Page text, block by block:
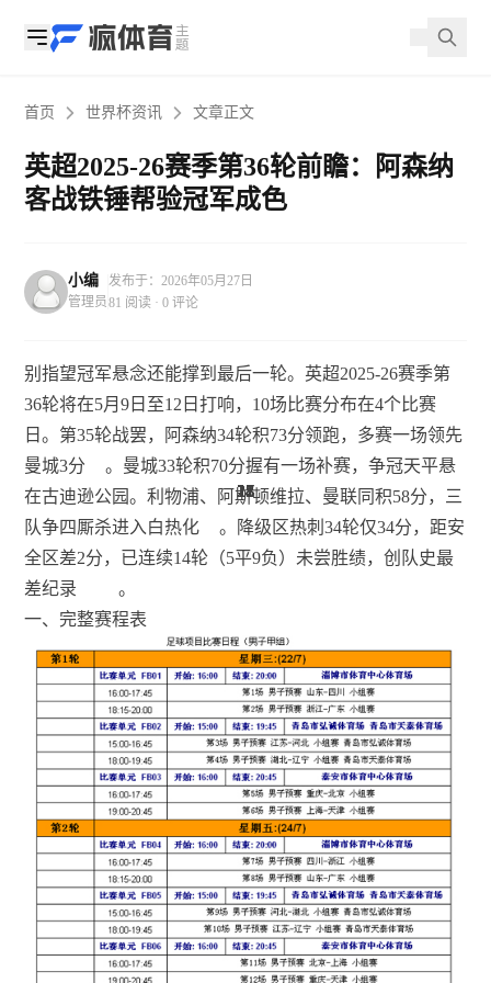
首页 世界杯资讯 文章正文
英超2025-26赛季第36轮前瞻：阿森纳
客战铁锤帮验冠军成色
小编
管理员
发布于：2026年05月27日
81 阅读 · 0 评论
别指望冠军悬念还能撑到最后一轮。英超2025-26赛季第
36轮将在5月9日至12日打响，10场比赛分布在4个比赛
日。第35轮战罢，阿森纳34轮积73分领跑，多赛一场领先
曼城3分
11
。曼城33轮积70分握有一场补赛，争冠天平悬
在古迪逊公园。利物浦、阿斯顿维拉、曼联同积58分，三
队争四厮杀进入白热化
11
。降级区热刺34轮仅34分，距安
全区差2分，已连续14轮（5平9负）未尝胜绩，创队史最
差纪录
11
18
。
一、完整赛程表
11
18
18
18
27
27
18
27